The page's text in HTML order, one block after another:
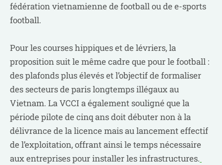
fédération vietnamienne de football ou de e-sports
football.
Pour les courses hippiques et de lévriers, la
proposition suit le même cadre que pour le football :
des plafonds plus élevés et l’objectif de formaliser
des secteurs de paris longtemps illégaux au
Vietnam. La VCCI a également souligné que la
période pilote de cinq ans doit débuter non à la
délivrance de la licence mais au lancement effectif
de l’exploitation, offrant ainsi le temps nécessaire
aux entreprises pour installer les infrastructures.